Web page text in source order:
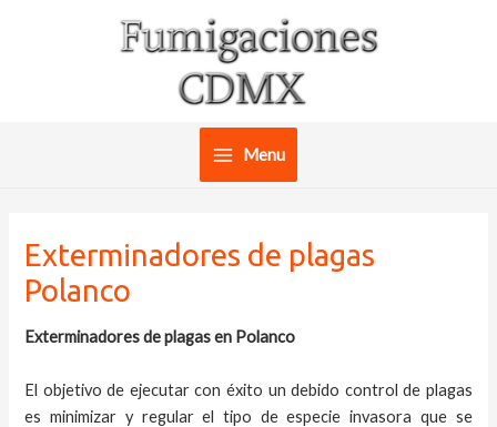
Main
Menu
Exterminadores de plagas
Polanco
Exterminadores de plagas en Polanco
El objetivo de ejecutar con éxito un debido control de plagas
es minimizar y regular el tipo de especie invasora que se